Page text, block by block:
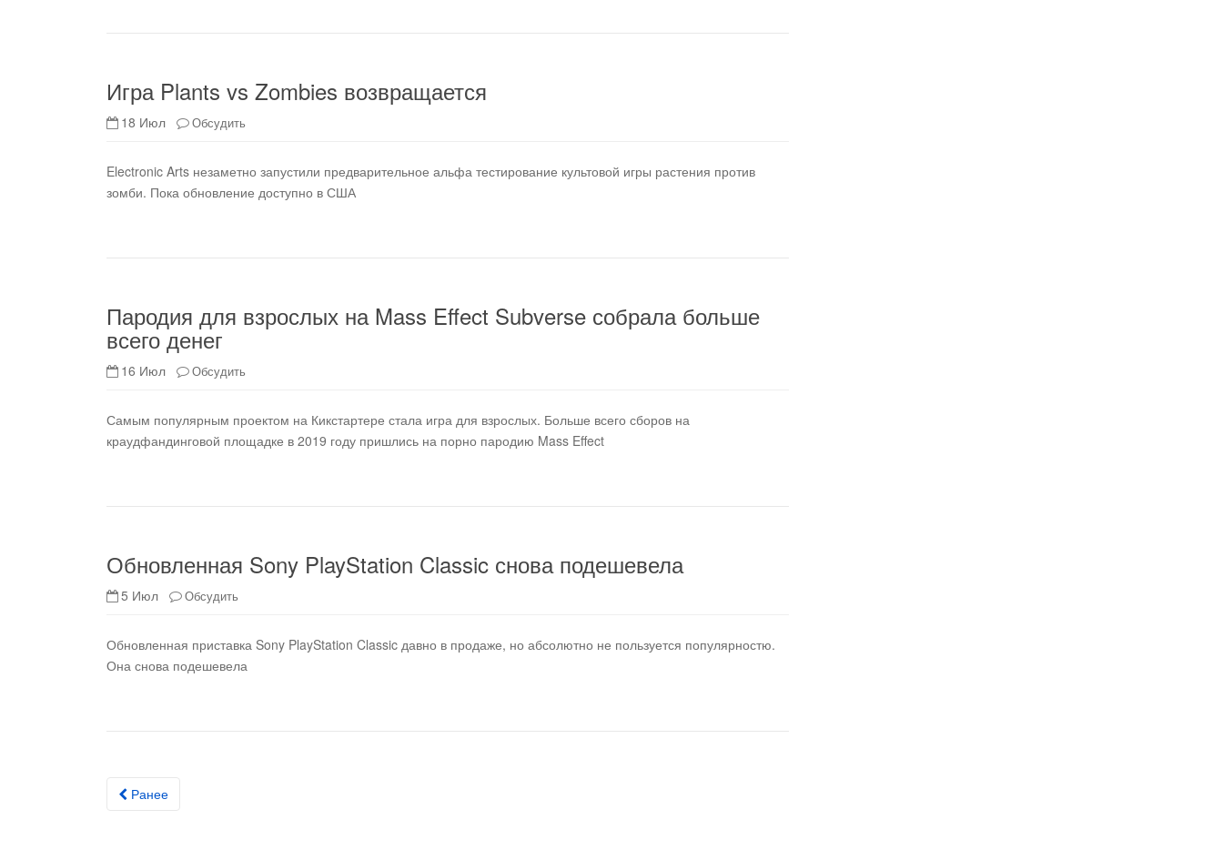
Игра Plants vs Zombies возвращается
18 Июл Обсудить
Electronic Arts незаметно запустили предварительное альфа тестирование культовой игры растения против
зомби. Пока обновление доступно в США
Пародия для взрослых на Mass Effect Subverse собрала больше
всего денег
16 Июл Обсудить
Самым популярным проектом на Кикстартере стала игра для взрослых. Больше всего сборов на
краудфандинговой площадке в 2019 году пришлись на порно пародию Mass Effect
Обновленная Sony PlayStation Classic снова подешевела
5 Июл Обсудить
Обновленная приставка Sony PlayStation Classic давно в продаже, но абсолютно не пользуется популярностю.
Она снова подешевела
Posts navigation
Ранее